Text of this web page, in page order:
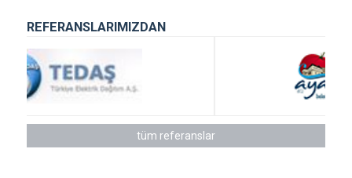
REFERANSLARIMIZDAN
tüm referanslar